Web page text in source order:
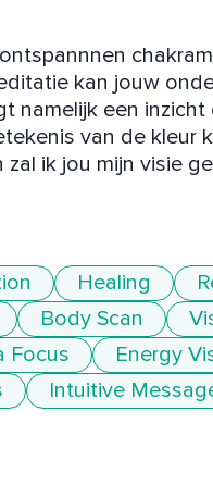
kan jouw
namelijk een
van de
ik jou mijn visie
Healing
Body Scan
Focus Energy
Intuitive